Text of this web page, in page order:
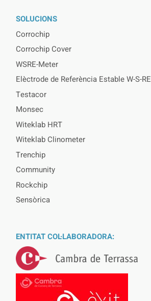
SOLUCIONS
Corrochip
Corrochip Cover
WSRE-Meter
Elèctrode de Referència Estable W-S-RE
Testacor
Monsec
Witeklab HRT
Witeklab Clinometer
Trenchip
Community
Rockchip
Sensòrica
ENTITAT COL·LABORADORA: